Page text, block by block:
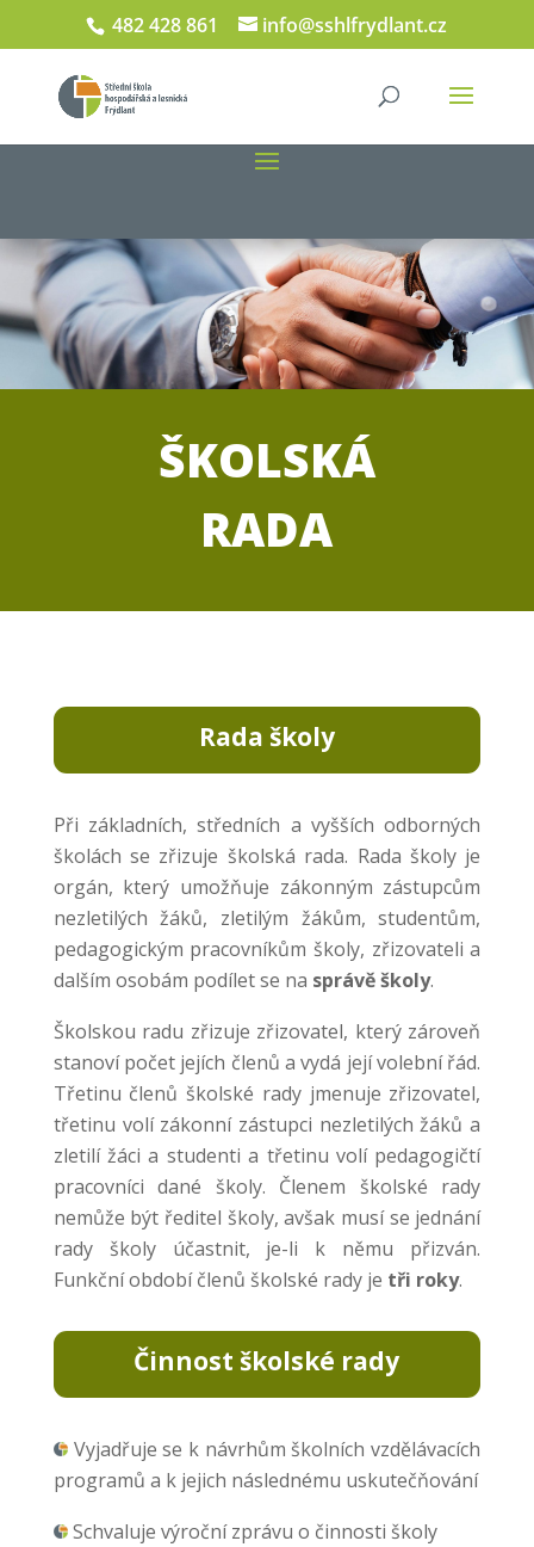
482 428 861 info@sshlfrydlant.cz
ŠKOLSKÁ
RADA
Rada školy
Při základních, středních a vyšších odborných
školách se zřizuje školská rada. Rada školy je
orgán, který umožňuje zákonným zástupcům
nezletilých žáků, zletilým žákům, studentům,
pedagogickým pracovníkům školy, zřizovateli a
dalším osobám podílet se na správě školy.
Školskou radu zřizuje zřizovatel, který zároveň
stanoví počet jejích členů a vydá její volební řád.
Třetinu členů školské rady jmenuje zřizovatel,
třetinu volí zákonní zástupci nezletilých žáků a
zletilí žáci a studenti a třetinu volí pedagogičtí
pracovníci dané školy. Členem školské rady
nemůže být ředitel školy, avšak musí se jednání
rady školy účastnit, je-li k němu přizván.
Funkční období členů školské rady je tři roky.
Činnost školské rady
Vyjadřuje se k návrhům školních vzdělávacích
programů a k jejich následnému uskutečňování
Schvaluje výroční zprávu o činnosti školy